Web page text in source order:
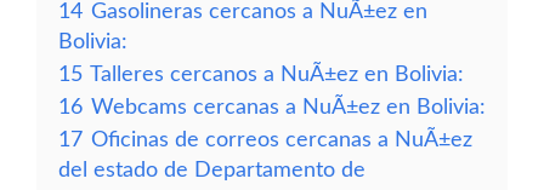
14 Gasolineras cercanos a NuÃ±ez en
Bolivia:
15 Talleres cercanos a NuÃ±ez en Bolivia:
16 Webcams cercanas a NuÃ±ez en Bolivia:
17 Oficinas de correos cercanas a NuÃ±ez
del estado de Departamento de